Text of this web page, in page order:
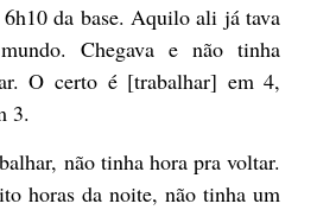
da base. Aquilo ali já tava
Chegava e não tinha
O certo é [trabalhar] em 4,
3.
não tinha hora pra voltar.
horas da noite, não tinha um